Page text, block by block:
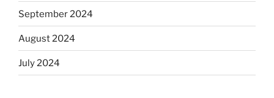
September 2024
August 2024
July 2024